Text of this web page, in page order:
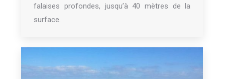
falaises profondes, jusqu’à 40 mètres de la
surface.